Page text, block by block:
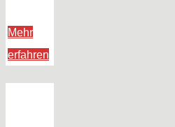
Mehr
erfahren„TikTok,